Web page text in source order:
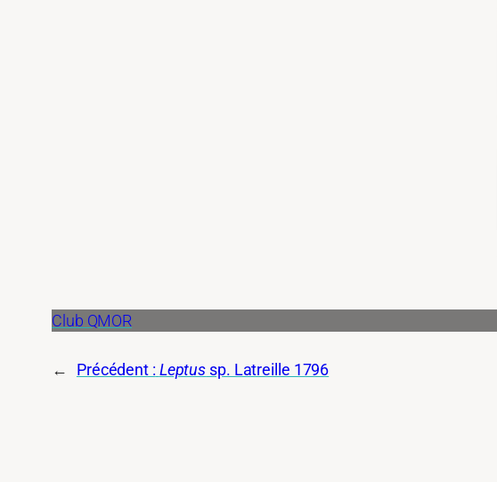
Club QMOR
← Précédent : Leptus sp. Latreille 1796